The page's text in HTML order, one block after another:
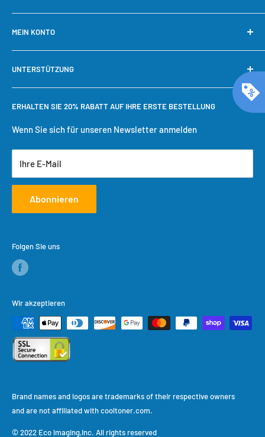
Über uns
Kontaktieren Sie uns
Unsere Garantie
Warum bei Cool Toner kaufen?
MEIN KONTO
Mein Konto
Schnelle Nachbestellung
Bestellung verfolgen
Einkaufswagen
Benutzerkonto erstellen
UNTERSTÜTZUNG
Benötigen Sie Hilfe?
Versandbedingungen
Rückgaberecht
Servicebedingungen
ERHALTEN SIE 20% RABATT AUF IHRE ERSTE BESTELLUNG
Wenn Sie sich für unseren Newsletter anmelden
Ihre E-Mail
Abonnieren
Brand names and logos are trademarks of their respective owners
and are not affiliated with cooltoner.com.
© 2022 Eco lmaging,Inc. All rights reserved
Folgen Sie uns
Wir akzeptieren